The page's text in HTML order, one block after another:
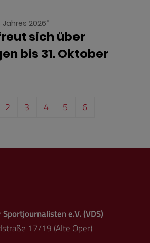
2026“
sich über
bis 31. Oktober
2 3 4 5 6
e.V. (VDS)
17/19 (Alte Oper)